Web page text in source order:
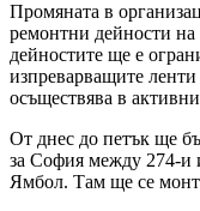
Промяната в
ремонтни дейности на
дейностите ще е
изпреварващите
осъществява в
От днес до петък ще
за София между 274-и
Ямбол. Там ще се